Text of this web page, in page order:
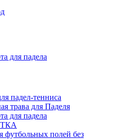
для падела
падел-тенниса
трава для Паделя
для падела
футбольных полей без